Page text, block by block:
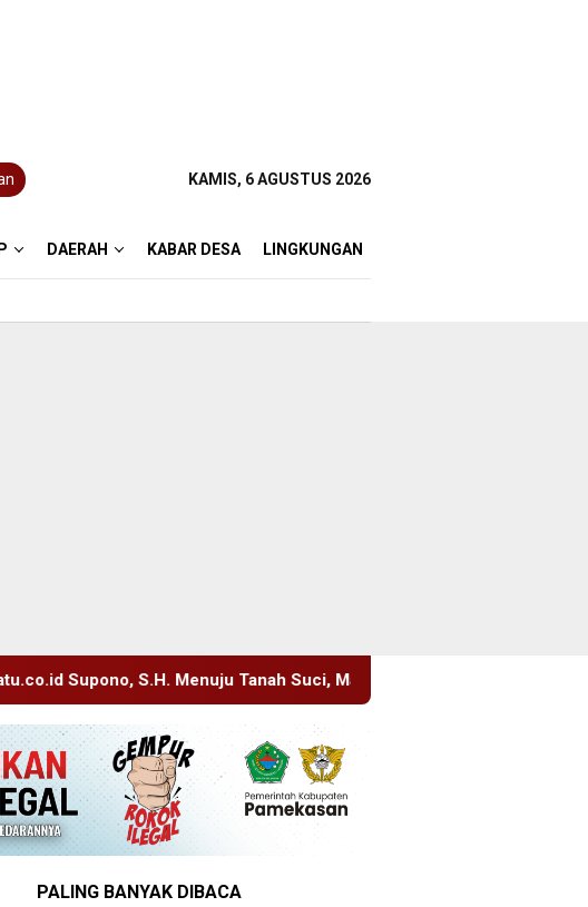
KAMIS, 6 AGUSTUS 2026
DAERAH KABAR DESA LINGKUNGAN
Suci, Manajemen Pastikan Pelayanan Berita Tetap Maksimal
PALING BANYAK DIBACA